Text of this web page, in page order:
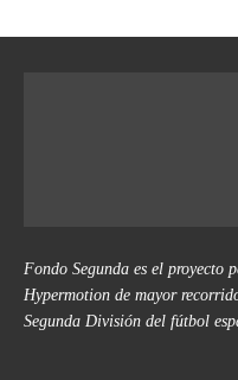
Fondo Segunda es el proyecto
Hypermotion de mayor
Segunda División del fútbol